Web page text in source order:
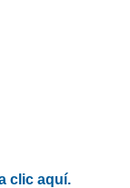
clic aquí.